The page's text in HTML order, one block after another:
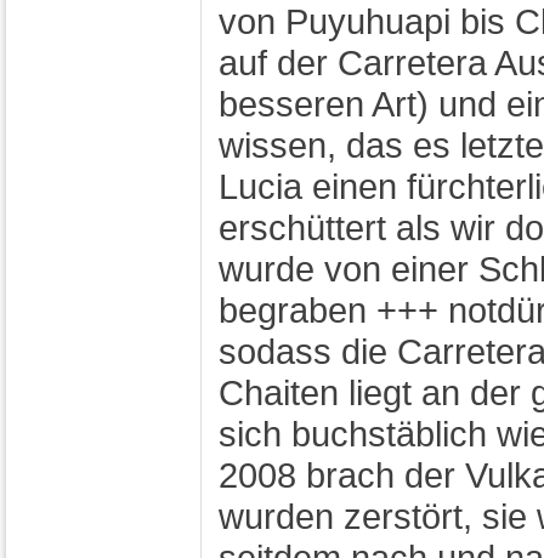
von Puyuhuapi bis
auf der Carretera
besseren Art) und
wissen, das es
Lucia einen
erschüttert als wir
wurde von einer
begraben +++
sodass die
Chaiten liegt an der
sich buchstäblich
2008 brach der
wurden zerstört, sie